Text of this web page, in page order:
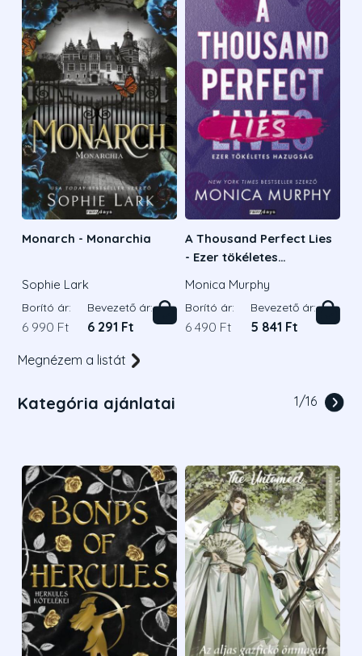
Monarch - Monarchia
Sophie Lark
Borító ár:
6 990 Ft
Bevezető ár:
6 291 Ft
A Thousand Perfect Lies
- Ezer tökéletes
Monica Murphy
Borító ár:
6 490 Ft
Bevezető ár:
5 841 Ft
Megnézem a listát
Kategória ajánlatai 1/16